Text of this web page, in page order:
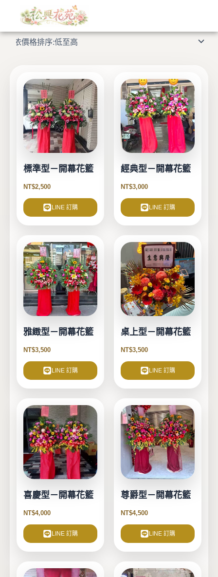
顯示所有 13 筆結果
價
格
排
序：
低
至
標準型－開幕花籃
NT$2,500
LINE 訂購
經典型－開幕花籃
NT$3,000
LINE 訂購
雅緻型－開幕花籃
NT$3,500
LINE 訂購
桌上型－開幕花籃
NT$3,500
LINE 訂購
喜慶型－開幕花籃
NT$4,000
LINE 訂購
尊爵型－開幕花籃
NT$4,500
LINE 訂購